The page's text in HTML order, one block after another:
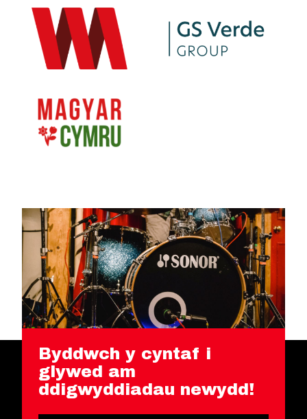
Byddwch y cyntaf i
glywed am
ddigwyddiadau newydd!